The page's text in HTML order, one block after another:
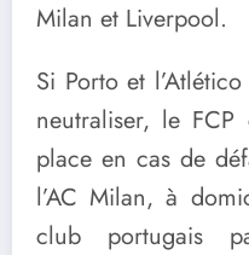
Milan et Liverpool.
Si Porto et
neutraliser, le FCP
place en cas de
l’AC Milan, à
club portugais